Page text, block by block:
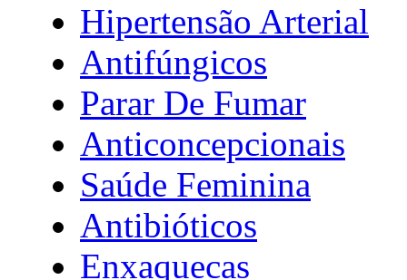
Hipertensão Arterial
Antifúngicos
Parar De Fumar
Anticoncepcionais
Saúde Feminina
Antibióticos
Enxaquecas